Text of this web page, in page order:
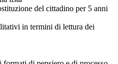
del cittadino per 5 anni
in termini di lettura dei